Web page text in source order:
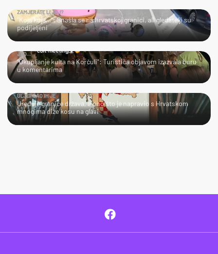
ZAMJERATE LI JOJ?
"Koja kuja…": Snašla se na hrvatskoj granici, ali gledatelji su
podijeljeni
JAO…
"Okupljanje kulta na Korčuli": Turistica objavom izazvala buru
u komentarima
ULJEPŠAO IH JE
Uređuje granice država, a ono što je napravio s Hrvatskom
mnogima diže kosu na glavi